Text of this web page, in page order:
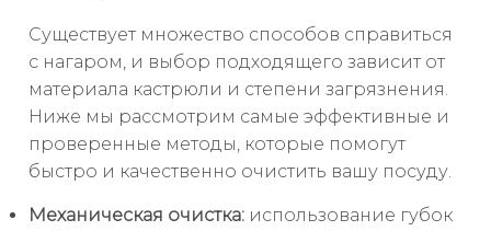
Существует множество способов справиться
с нагаром, и выбор подходящего зависит от
материала кастрюли и степени загрязнения.
Ниже мы рассмотрим самые эффективные и
проверенные методы, которые помогут
быстро и качественно очистить вашу посуду.
Механическая очистка: использование губок